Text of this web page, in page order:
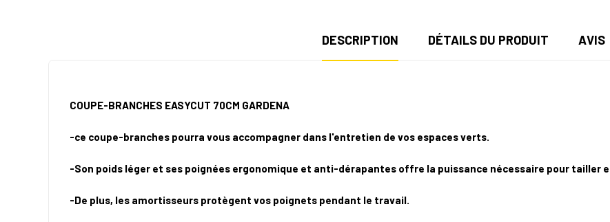
DESCRIPTION DÉTAILS DU PRODUIT AVIS
COUPE-BRANCHES EASYCUT 70CM GARDENA
-ce coupe-branches pourra vous accompagner dans l'entretien de vos espaces verts.
-Son poids léger et ses poignées ergonomique et anti-dérapantes offre la puissance nécessaire pour
-De plus, les amortisseurs protègent vos poignets pendant le travail.